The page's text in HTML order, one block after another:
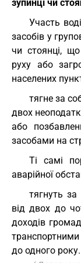
зупинці чи
Участь
засобів у
чи стоянці,
руху або
населених
тягне за
двох
або
засобами на
Ті самі
аварійної
тягнуть
від двох до
доходів
до одного року.